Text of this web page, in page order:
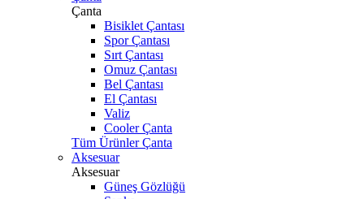
Çanta
Bisiklet Çantası
Spor Çantası
Sırt Çantası
Omuz Çantası
Bel Çantası
El Çantası
Valiz
Cooler Çanta
Tüm Ürünler Çanta
Aksesuar
Aksesuar
Güneş Gözlüğü